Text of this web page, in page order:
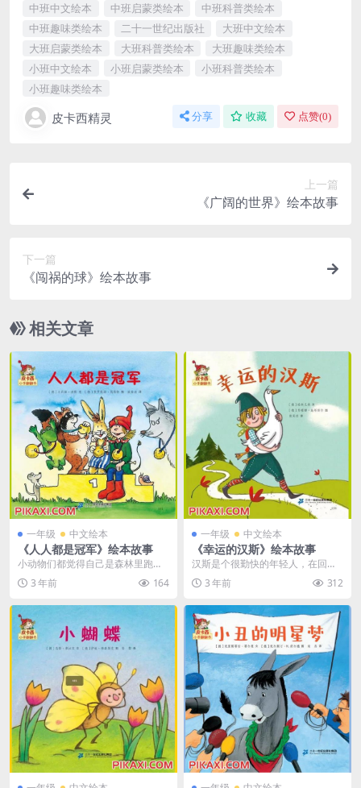
中班中文绘本
中班启蒙类绘本
中班科普类绘本
中班趣味类绘本
二十一世纪出版社
大班中文绘本
大班启蒙类绘本
大班科普类绘本
大班趣味类绘本
小班中文绘本
小班启蒙类绘本
小班科普类绘本
小班趣味类绘本
皮卡西精灵 分享 收藏 点赞(0)
上一篇
《广阔的世界》绘本故事
下一篇
《闯祸的球》绘本故事
相关文章
一年级 中文绘本
《人人都是冠军》绘本故事
小动物们都觉得自己是森林里跑得
最快的。于是，皮卡西建议来一场
森林锦标赛。大家纷纷...
3 年前 164
一年级 中文绘本
《幸运的汉斯》绘本故事
汉斯是个很勤快的年轻人，在回家
的时候主人送给他一块闪闪发光的
金子。可是，他嫌金子...
3 年前 312